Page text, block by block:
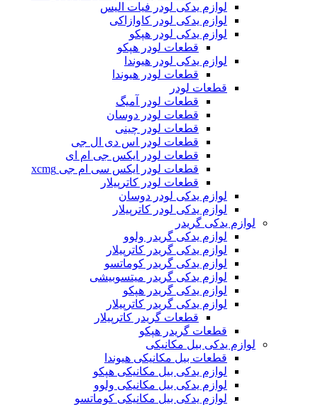
لوازم یدکی لودر فیات الیس
لوازم یدکی لودر کاوازاکی
لوازم یدکی لودر هپکو
قطعات لودر هپکو
لوازم یدکی لودر هیوندا
قطعات لودر هیوندا
قطعات لودر
قطعات لودر آمیگ
قطعات لودر دوسان
قطعات لودر چینی
قطعات لودر اس دی ال جی
قطعات لودر ایکس جی ام ای
قطعات لودر ایکس سی ام جی xcmg
قطعات لودر کاترپیلار
لوازم یدکی لودر دوسان
لوازم یدکی لودر کاترپیلار
لوازم یدکی گریدر
لوازم یدکی گریدر ولوو
لوازم یدکی گریدر کاترپیلار
لوازم یدکی گریدر کوماتسو
لوازم یدکی گریدر میتسوبیشی
لوازم یدکی گریدر هپکو
لوازم یدکی گریدر کاترپیلار
قطعات گریدر کاترپیلار
قطعات گریدر هپکو
لوازم یدکی بیل مکانیکی
قطعات بیل مکانیکی هیوندا
لوازم یدکی بیل مکانیکی هپکو
لوازم یدکی بیل مکانیکی ولوو
لوازم یدکی بیل مکانیکی کوماتسو